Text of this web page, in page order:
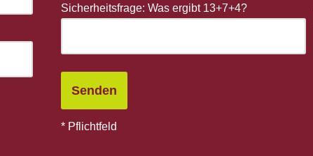
Sicherheitsfrage: Was ergibt 13+7+4?
* Pflichtfeld